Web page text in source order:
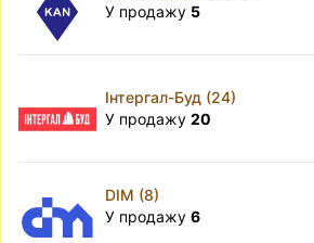
У продажу 5
Інтергал-Буд (24)
У продажу 20
DIM (8)
У продажу 6